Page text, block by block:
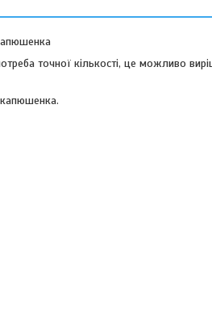
точної кількості, це можливо
капюшенка.